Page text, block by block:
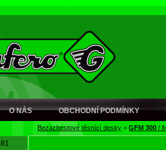
O NÁS OBCHODNÍ PODMÍNKY
Bezazbestové těsnící desky > GFM 300 /